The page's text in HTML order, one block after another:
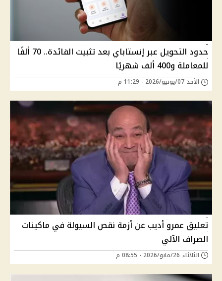
حدود التحويل عبر إنستاباي بعد تثبيت الفائدة.. 70 ألفًا
للمعاملة و400 ألف شهريًا
الأحد 07/يونيو/2026 - 11:29 م
تعليق عمرو أديب عن أزمة نقص السيولة في ماكينات
الصراف الآلي
الثلاثاء 26/مايو/2026 - 08:55 م